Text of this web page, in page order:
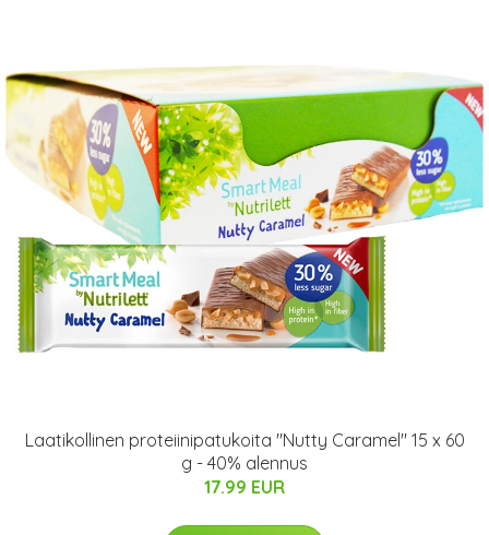
Laatikollinen proteiinipatukoita "Nutty Caramel" 15 x 60
g - 40% alennus
17.99 EUR